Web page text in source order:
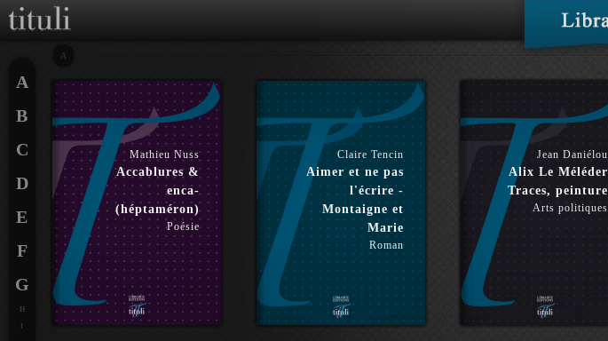
A
Mathieu Nuss
Accablures &
enca-
(héptaméron)
Poésie
Claire Tencin
Aimer et ne pas
l'écrire -
Montaigne et
Marie
Roman
Jean Daniélou
Alix Le Méléder
Traces, peinture
Arts politiques
A
B
C
D
E
F
G